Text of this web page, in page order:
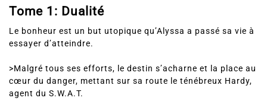
Tome 1: Dualité
Le bonheur est un but utopique qu’Alyssa a passé sa vie à
essayer d’atteindre.
>Malgré tous ses efforts, le destin s’acharne et la place au
cœur du danger, mettant sur sa route le ténébreux Hardy,
agent du S.W.A.T.